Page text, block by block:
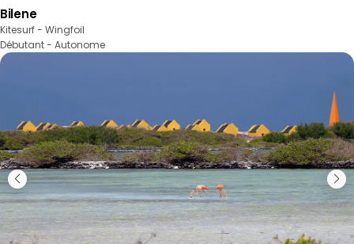
Bilene
Kitesurf - Wingfoil
Débutant - Autonome